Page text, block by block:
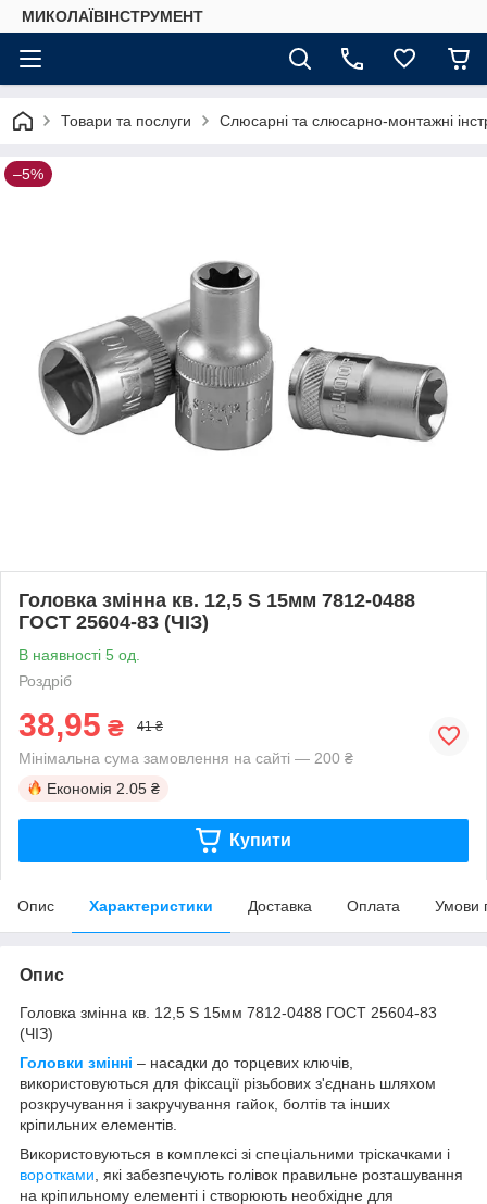
МИКОЛАЇВІНСТРУМЕНТ
Товари та послуги Слюсарні та слюсарно-монтажні
–5%
Головка змінна кв. 12,5 S 15мм 7812-0488
ГОСТ 25604-83 (ЧІЗ)
В наявності 5 од.
Роздріб
38,95 ₴ 41 ₴
Мінімальна сума замовлення на сайті — 200 ₴
Економія 2.05 ₴
Купити
Опис Характеристики Доставка Оплата Умови
Опис
Головка змінна кв. 12,5 S 15мм 7812-0488 ГОСТ 25604-83
(ЧІЗ)
Головки змінні – насадки до торцевих ключів,
використовуються для фіксації різьбових з'єднань шляхом
розкручування і закручування гайок, болтів та інших
кріпильних елементів.
Використовуються в комплексі зі спеціальними тріскачками і
воротками , які забезпечують голівок правильне розташування
на кріпильному елементі і створюють необхідне для